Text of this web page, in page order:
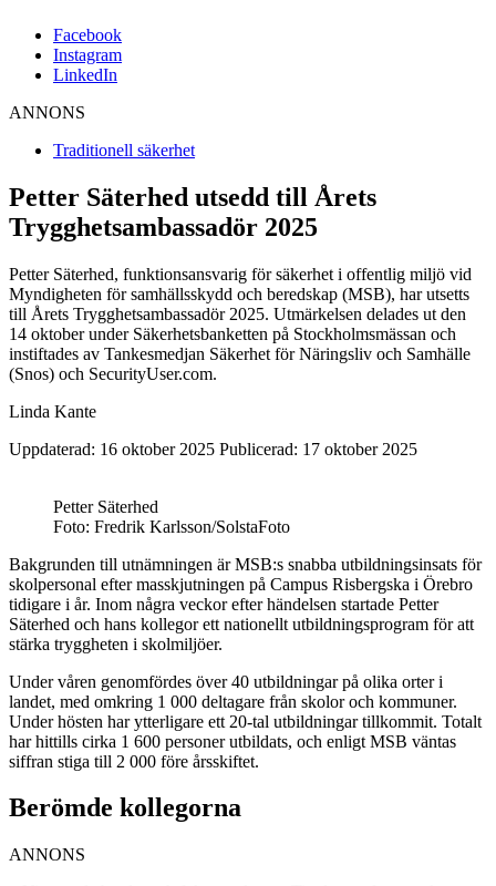
Facebook
Instagram
LinkedIn
ANNONS
Traditionell säkerhet
Petter Säterhed utsedd till Årets
Trygghetsambassadör 2025
Petter Säterhed, funktionsansvarig för säkerhet i offentlig miljö vid
Myndigheten för samhällsskydd och beredskap (MSB), har utsetts
till Årets Trygghetsambassadör 2025. Utmärkelsen delades ut den
14 oktober under Säkerhetsbanketten på Stockholmsmässan och
instiftades av Tankesmedjan Säkerhet för Näringsliv och Samhälle
(Snos) och SecurityUser.com.
Linda Kante
Uppdaterad: 16 oktober 2025 Publicerad: 17 oktober 2025
Petter Säterhed
Foto: Fredrik Karlsson/SolstaFoto
Bakgrunden till utnämningen är MSB:s snabba utbildningsinsats för
skolpersonal efter masskjutningen på Campus Risbergska i Örebro
tidigare i år. Inom några veckor efter händelsen startade Petter
Säterhed och hans kollegor ett nationellt utbildningsprogram för att
stärka tryggheten i skolmiljöer.
Under våren genomfördes över 40 utbildningar på olika orter i
landet, med omkring 1 000 deltagare från skolor och kommuner.
Under hösten har ytterligare ett 20-tal utbildningar tillkommit. Totalt
har hittills cirka 1 600 personer utbildats, och enligt MSB väntas
siffran stiga till 2 000 före årsskiftet.
Berömde kollegorna
ANNONS